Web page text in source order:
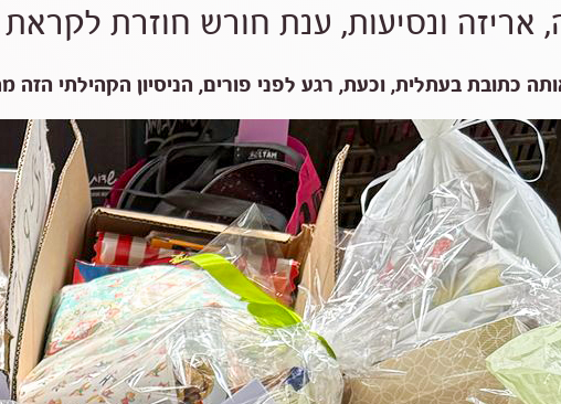
ונסיעות, ענת חורש חוזרת לקראת